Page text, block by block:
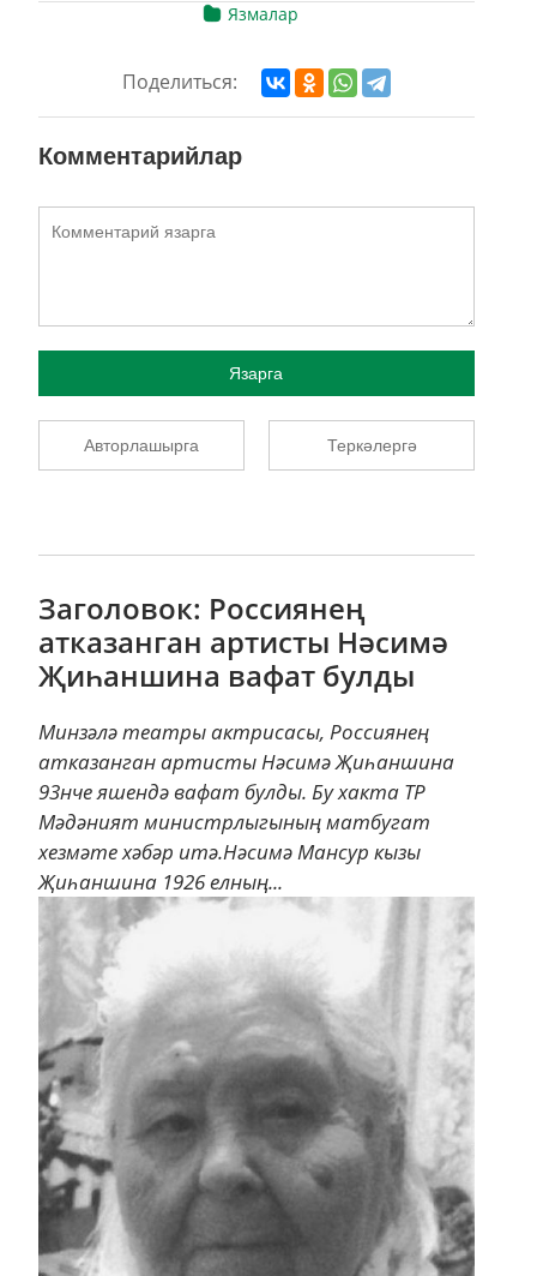
Язмалар
Поделиться:
Комментарийлар
Язарга
Авторлашырга Теркәлергә
Заголовок: Россиянең
атказанган артисты Нәсимә
Җиһаншина вафат булды
Минзәлә театры актрисасы, Россиянең
атказанган артисты Нәсимә Җиһаншина
93нче яшендә вафат булды. Бу хакта ТР
Мәдәният министрлыгының матбугат
хезмәте хәбәр итә.Нәсимә Мансур кызы
Җиһаншина 1926 елның...